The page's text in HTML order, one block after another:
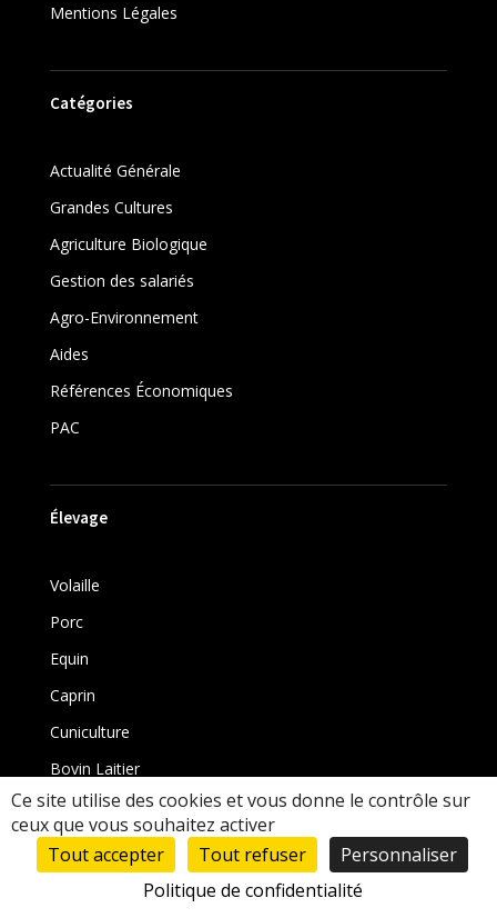
Mentions Légales
Catégories
Actualité Générale
Grandes Cultures
Agriculture Biologique
Gestion des salariés
Agro-Environnement
Aides
Références Économiques
PAC
Élevage
Volaille
Porc
Equin
Caprin
Cuniculture
Bovin Laitier
Bovin
Ce site utilise des cookies et vous donne le contrôle sur
ceux que vous souhaitez activer
Tout accepter
Tout refuser
Personnaliser
Politique de confidentialité